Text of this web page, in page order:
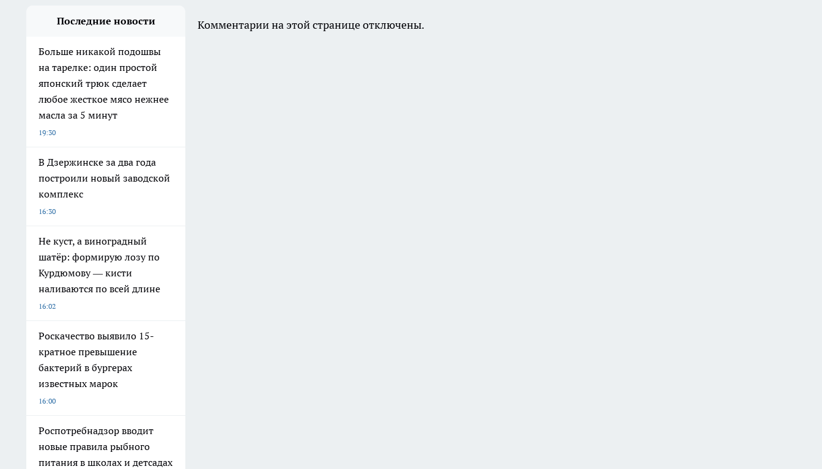
Последние новости
Больше никакой подошвы
на тарелке: один простой
японский трюк сделает
любое жесткое мясо нежнее
масла за 5 минут
19:30
В Дзержинске за два года
построили новый заводской
комплекс
16:30
Не куст, а виноградный
шатёр: формирую лозу по
Курдюмову — кисти
наливаются по всей длине
16:02
Роскачество выявило 15-
кратное превышение
бактерий в бургерах
известных марок
16:00
Роспотребнадзор вводит
новые правила рыбного
питания в школах и детсадах
Комментарии на этой странице отключены.